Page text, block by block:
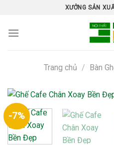
content
XƯỞNG SẢN
Trang chủ / Bàn
-7%